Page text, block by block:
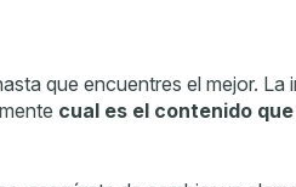
que encuentres el mejor. La
cual es el contenido